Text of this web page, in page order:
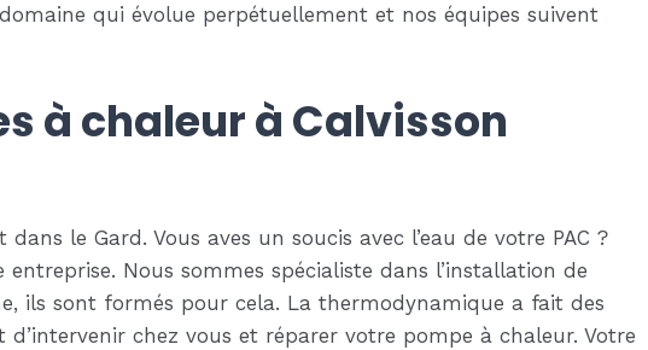
qui évolue perpétuellement et nos équipes suivent
à chaleur à Calvisson
le Gard. Vous aves un soucis avec l’eau de votre PAC ?
Nous sommes spécialiste dans l’installation de
ils sont formés pour cela. La thermodynamique a fait des
chez vous et réparer votre pompe à chaleur. Votre